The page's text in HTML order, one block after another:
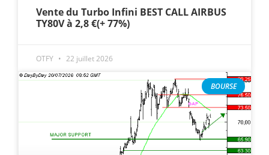
Vente du Turbo Infini BEST CALL AIRBUS
TY80V à 2,8 €(+ 77%)
OTFY 22 juillet 2026
BOURSE